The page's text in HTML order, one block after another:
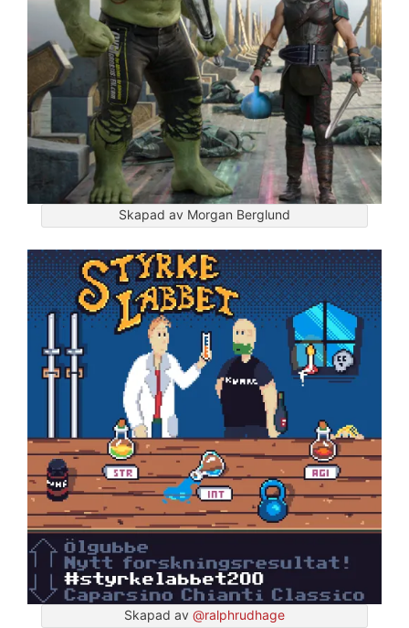
Skapad av Morgan Berglund
Skapad av @ralphrudhage